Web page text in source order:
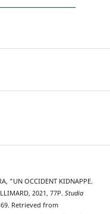
"UN OCCIDENT KIDNAPPE.
2021, 77P. Studia
Retrieved from